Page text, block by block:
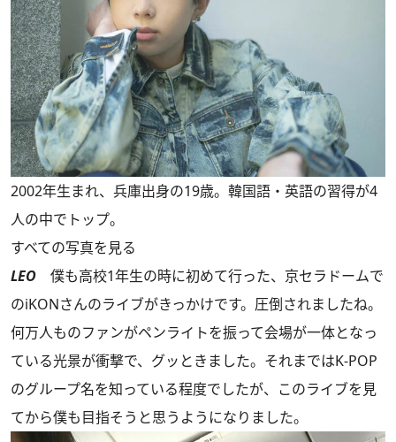
2002年生まれ、兵庫出身の19歳。韓国語・英語の習得が4
人の中でトップ。
すべての写真を見る
LEO 僕も高校1年生の時に初めて行った、京セラドームで
のiKONさんのライブがきっかけです。圧倒されましたね。
何万人ものファンがペンライトを振って会場が一体となっ
ている光景が衝撃で、グッときました。それまではK-POP
のグループ名を知っている程度でしたが、このライブを見
てから僕も目指そうと思うようになりました。